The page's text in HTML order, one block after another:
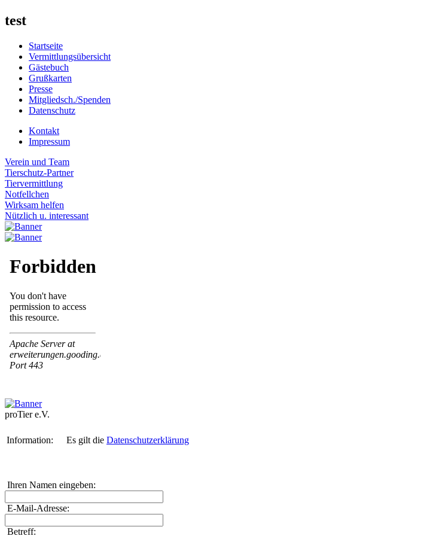
test
Startseite
Vermittlungsübersicht
Gästebuch
Grußkarten
Presse
Mitgliedsch./Spenden
Datenschutz
Kontakt
Impressum
Verein und Team
Tierschutz-Partner
Tiervermittlung
Notfellchen
Wirksam helfen
Nützlich u. interessant
proTier e.V.
Information: Es gilt die Datenschutzerklärung
Ihren Namen eingeben:
E-Mail-Adresse:
Betreff: